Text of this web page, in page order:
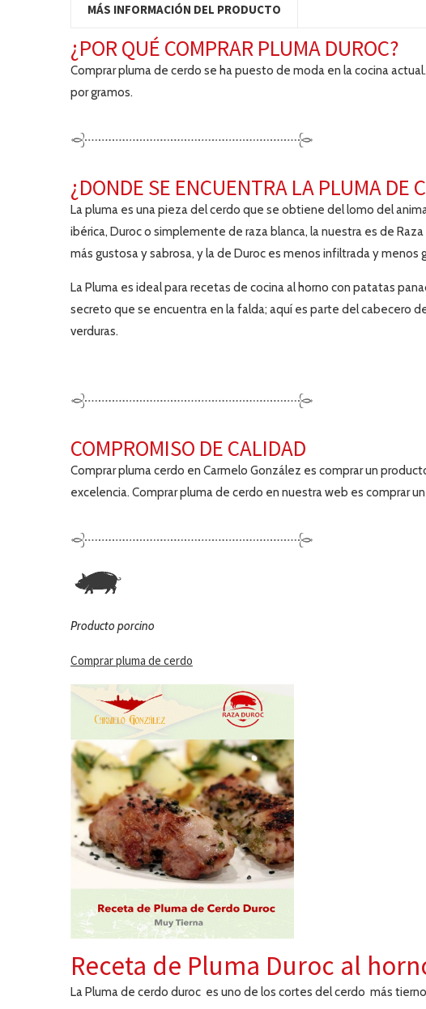
MÁS INFORMACIÓN DEL PRODUCTO
¿POR QUÉ COMPRAR PLUMA DUROC?
Comprar pluma de cerdo se ha puesto de moda en la cocina
por gramos.
¿DONDE SE ENCUENTRA LA PLUMA DE
La pluma es una pieza del cerdo que se obtiene del lomo del
ibérica, Duroc o simplemente de raza blanca, la nuestra es de
más gustosa y sabrosa, y la de Duroc es menos infiltrada y
La Pluma es ideal para recetas de cocina al horno con patatas
secreto que se encuentra en la falda; aquí es parte del cabecero
verduras.
COMPROMISO DE CALIDAD
Comprar pluma cerdo en Carmelo González es comprar un
excelencia. Comprar pluma de cerdo en nuestra web es comprar
Producto porcino
Comprar pluma de cerdo
Receta de Pluma Duroc al
La Pluma de cerdo duroc es uno de los cortes del cerdo más